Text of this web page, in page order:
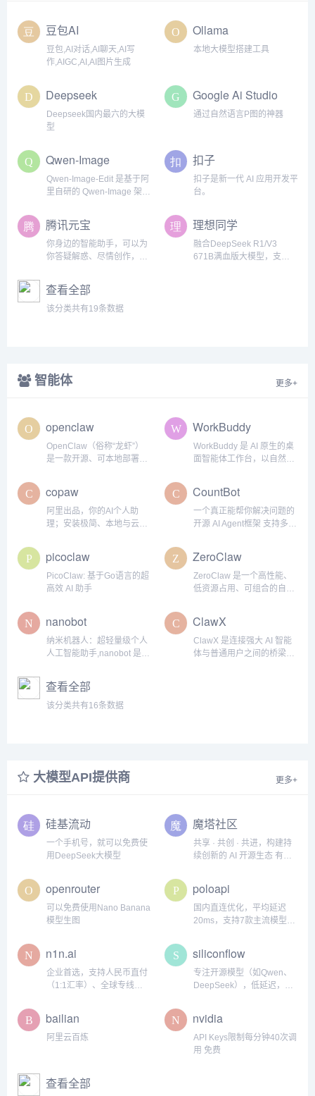
豆包AI
豆包,AI对话,AI聊天,AI写
作,AIGC,AI,AI图片生成
Ollama
本地大模型搭建工具
Deepseek
Deepseek国内最六的大模
型
Google Ai Studio
通过自然语言P图的神器
Qwen-Image
Qwen-Image-Edit 是基于阿
里自研的 Qwen-Image 架构
持图像语义理解 + 像素级细
节控制
扣子
扣子是新一代 AI 应用开发平
台。
腾讯元宝
你身边的智能助手，可以为
你答疑解惑、尽情创作，快
理想同学
融合DeepSeek R1/V3
671B满血版大模型，支持
查看全部
该分类共有19条数据
智能体 更多+
openclaw
OpenClaw（俗称“龙虾”）
是一款开源、可本地部署的
Steinberger开发。
WorkBuddy
WorkBuddy 是 AI 原生的桌
面智能体工作台，以自然语
创作与深度分析，直接验收
可交付结果，重塑职场效率
标准。
copaw
阿里出品，你的AI个人助
理；安装极简、本地与云上
CountBot
一个真正能帮你解决问题的
开源 AI Agent框架 支持多智
picoclaw
PicoClaw: 基于Go语言的超
高效 AI 助手
ZeroClaw
ZeroClaw 是一个高性能、
低资源占用、可组合的自主
行时操作系统 — 它抽象了
模型、工具、记忆和执行
层，使代理可以一次构建、
nanobot
纳米机器人：超轻量级个人
人工智能助手,nanobot 是一
ClawX
ClawX 是连接强大 AI 智能
体与普通用户之间的桥梁。
查看全部
该分类共有16条数据
大模型API提供商 更多+
硅基流动
一个手机号，就可以免费使
用DeepSeek大模型
魔塔社区
共享 · 共创 · 共进，构建持
续创新的 AI 开源生态 有很
openrouter
可以免费使用Nano Banana
模型生图
poloapi
国内直连优化，平均延迟
20ms，支持7款主流模型，
n1n.ai
企业首选，支持人民币直付
（1:1汇率）、全球专线、
siliconflow
专注开源模型（如Qwen、
DeepSeek），低延迟，适
bailian
阿里云百炼
nvidia
API Keys限制每分钟40次调
用 免费
查看全部